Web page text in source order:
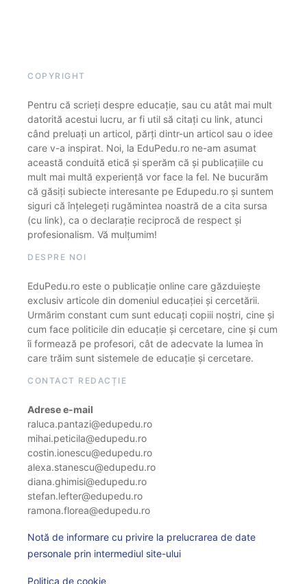
COPYRIGHT
Pentru că scrieți despre educație, sau cu atât mai mult
datorită acestui lucru, ar fi util să citați cu link, atunci
când preluați un articol, părți dintr-un articol sau o idee
care v-a inspirat. Noi, la EduPedu.ro ne-am asumat
această conduită etică și sperăm că și publicațiile cu
mult mai multă experiență vor face la fel. Ne bucurăm
că găsiți subiecte interesante pe Edupedu.ro și suntem
siguri că înțelegeți rugămintea noastră de a cita sursa
(cu link), ca o declarație reciprocă de respect și
profesionalism. Vă mulțumim!
DESPRE NOI
EduPedu.ro este o publicație online care găzduiește
exclusiv articole din domeniul educației și cercetării.
Urmărim constant cum sunt educați copiii noștri, cine și
cum face politicile din educație și cercetare, cine și cum
îi formează pe profesori, cât de adecvate la lumea în
care trăim sunt sistemele de educație și cercetare.
CONTACT REDACȚIE
Adrese e-mail
raluca.pantazi@edupedu.ro
mihai.peticila@edupedu.ro
costin.ionescu@edupedu.ro
alexa.stanescu@edupedu.ro
diana.ghimisi@edupedu.ro
stefan.lefter@edupedu.ro
ramona.florea@edupedu.ro
Notă de informare cu privire la prelucrarea de date
personale prin intermediul site-ului
Politica de cookie